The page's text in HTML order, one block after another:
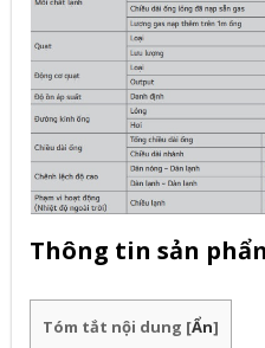
Thông tin sản
Tóm tắt nội dung [Ẩn]